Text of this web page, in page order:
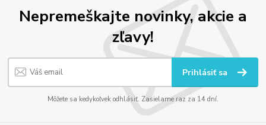
Nepremeškajte novinky, akcie a
zľavy!
Prihlásiť sa
Môžete sa kedykoľvek odhlásiť. Zasielame raz za 14 dní.